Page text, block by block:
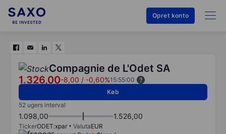
Opret konto
Compagnie de L'Odet SA
1.326,00-8,00 / -0,60%15:55:00
Køb
52 ugers interval
1.098,00 1.526,00
TickerODET:xpar ValutaEUR